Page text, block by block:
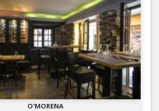
O'MORENA